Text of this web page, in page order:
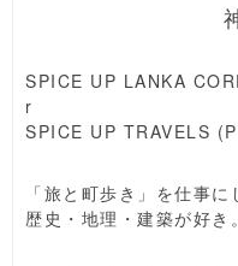
SPICE UP LANKA
r
SPICE UP TRAVELS
「旅と町歩き」を仕事
歴史・地理・建築が好き。